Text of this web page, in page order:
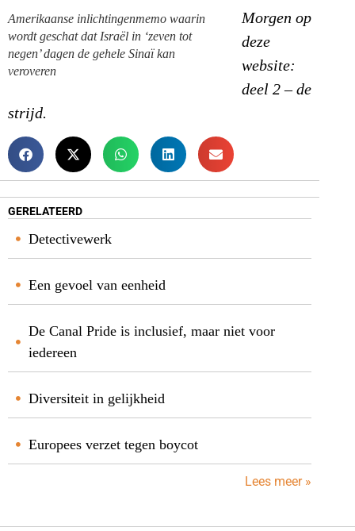
Amerikaanse inlichtingenmemo waarin
wordt geschat dat Israël in ‘zeven tot
negen’ dagen de gehele Sinaï kan
veroveren
Morgen op
deze
website:
deel 2 – de
strijd.
GERELATEERD
Detectivewerk
Een gevoel van eenheid
De Canal Pride is inclusief, maar niet voor
iedereen
Diversiteit in gelijkheid
Europees verzet tegen boycot
Lees meer »